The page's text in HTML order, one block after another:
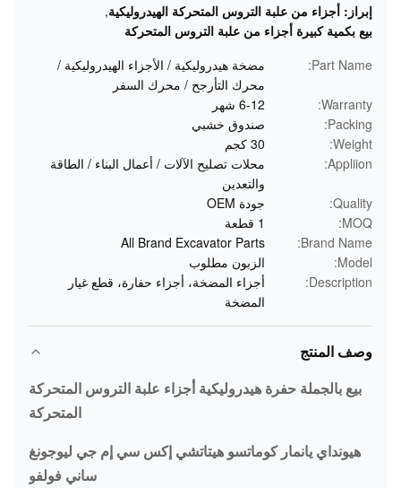
إبراز: أجزاء من علبة التروس المتحركة الهيدروليكية,
بيع بكمية كبيرة أجزاء من علبة التروس المتحركة
Part Name:
مضخة هيدروليكية / الأجزاء الهيدروليكية /
محرك التأرجح / محرك السفر
Warranty:
6-12 شهر
Packing:
صندوق خشبي
Weight:
30 كجم
Appliion:
محلات تصليح الآلات / أعمال البناء / الطاقة
والتعدين
Quality:
جودة OEM
MOQ:
1 قطعة
Brand Name:
All Brand Excavator Parts
Model:
الزبون مطلوب
Description:
أجزاء المضخة، أجزاء حفارة، قطع غيار
المضخة
وصف المنتج
بيع بالجملة حفرة هيدروليكية أجزاء علبة التروس المتحركة
المتحركة
هيونداي يانمار كوماتسو هيتاتشي إكس سي إم جي ليوجونغ
ساني فولفو